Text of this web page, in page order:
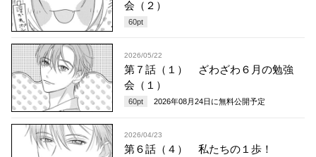
会（２）
60pt
2026/05/22
第７話（１） ざわざわ６月の勉強
会（１）
60pt 2026年08月24日 に無料公開予定
2026/04/23
第６話（４） 私たちの１歩！